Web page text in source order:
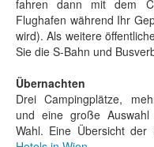
fahren dann mit dem
Flughafen während Ihr
wird). Als weitere
Sie die S-Bahn und
Übernachten
Drei Campingplätze,
und eine große
Wahl. Eine Übersicht